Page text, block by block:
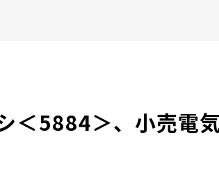
＜5884＞、小売電